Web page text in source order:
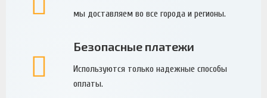
мы доставляем во все города и регионы.
Безопасные платежи
Используются только надежные способы
оплаты.